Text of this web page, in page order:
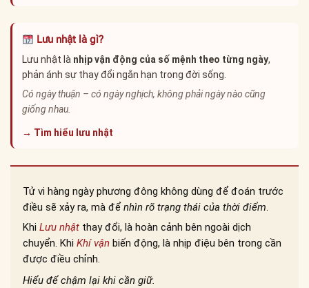
Lưu nhật là gì?
Lưu nhật là nhịp vận động của số mệnh theo từng ngày,
phản ánh sự thay đổi ngắn hạn trong đời sống.
Có ngày thuận – có ngày nghịch, không phải ngày nào cũng
giống nhau.
→ Tìm hiểu lưu nhật
Tử vi hàng ngày phương đông không dùng để đoán trước
điều sẽ xảy ra, mà để nhìn rõ trạng thái của thời điểm.
Khi Lưu nhật thay đổi, là hoàn cảnh bên ngoài dịch
chuyển. Khi Khí vận biến động, là nhịp điệu bên trong cần
được điều chỉnh.
Hiểu để chậm lại khi cần giữ.